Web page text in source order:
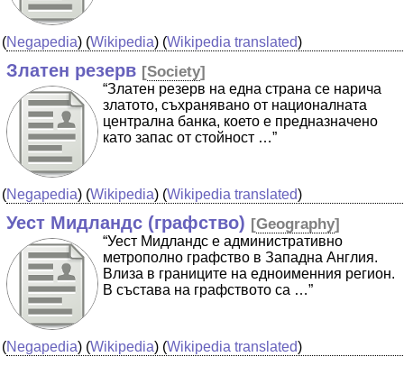
(Negapedia) (Wikipedia) (Wikipedia translated)
Златен резерв [Society]
“Златен резерв на една страна се нарича
златото, съхранявано от националната
централна банка, което е предназначено
като запас от стойност …”
(Negapedia) (Wikipedia) (Wikipedia translated)
Уест Мидландс (графство) [Geography]
“Уест Мидландс е административно
метрополно графство в Западна Англия.
Влиза в границите на едноименния регион.
В състава на графството са …”
(Negapedia) (Wikipedia) (Wikipedia translated)